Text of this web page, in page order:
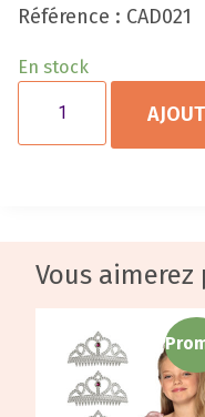
Référence : CAD021
En stock
Vous